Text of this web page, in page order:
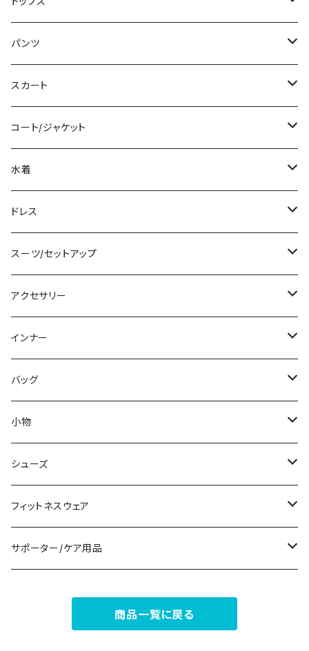
ミディアム/ミモレ
ロング/マキシ
袖付き
ノースリーブ
その他
チュニック
Tシャツ/カットソー
タンクトップ/キャミソール
シャツ/ブラウス
ベアトップ/チューブトップ
カーディガン/ボレロ
ニット/セーター
パーカー
スウェット/トレーナー
その他
パンツ
ショート丈
クロップド丈
ロング丈
デニム
レギンス
その他
オールインワン
スカート
ミニ/ショート
ミディアム/ミモレ
ロング
その他
コート/ジャケット
コート
ジャケット
その他
水着
タンキニ
バンドゥビキニ
ワンピース
ラッシュガード
その他
ドレス
ミニ/ショート
ミディアム/ミモレ
ロング/マキシ
袖付き
ノースリーブ
パンツドレス
ナイトドレス
その他
スーツ/セットアップ
パンツスーツ
スカートスーツ
その他
アクセサリー
ネックレス
ブレスレット
ピアス
コサージュ
リング
その他
インナー
ブラ/ブラトップ/ベアトップ
ショーツ
タンクトップ/キャミソール
半袖/5分
7分/長袖
ペチコート/ペチパンツ
バッグ
サブバッグ
クラッチバッグ
トートバッグ
ショルダーバッグ
カジュアルバッグ
小物
マフラー/スカーフ/ストール
財布
アクセサリーケース
シューズ
スニーカー
ブーツ
フィットネスウェア
セット販売
サポーター/ケア用品
商品一覧に戻る